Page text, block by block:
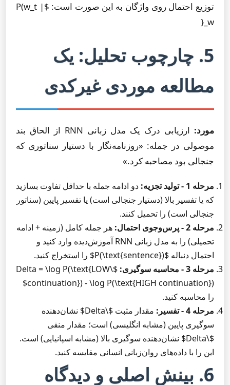
توزیع احتمال روی واژگان به این صورت است: $P(w_t |
w_{
5. چارچوب تحلیل: یک
مطالعه موردی غیرکدی
مورد:
ارزیابی درک یک مدل زبانی RNN از الحاق بند
موصولی در جمله: «روزنامه‌نگار با دستیار سناتوری که
جنجالی بود مصاحبه کرد.»
مرحله 1 - تولید تجزیه:
دو ادامه جمله با حداقل تفاوت بسازید
که یا تفسیر بالا (دستیار جنجالی است) یا تفسیر پایین (سناتور
جنجالی است) را تحمیل کنند.
مرحله 2 - پرس‌وجوی احتمال:
هر جمله کامل (زمینه + ادامه
تحمیلی) را به مدل زبانی RNN آموزش‌دیده وارد کنید و
احتمال دنباله $P(\text{sentence})$ را استخراج کنید.
مرحله 3 - محاسبه سوگیری:
$\Delta = \log P(\text{LOW
continuation}) - \log P(\text{HIGH continuation})$
را محاسبه کنید.
مرحله 4 - تفسیر:
مقدار مثبت $\Delta$ نشان‌دهنده
سوگیری پایین (مشابه انگلیسی) است؛ مقدار منفی
$\Delta$ نشان‌دهنده سوگیری بالا (مشابه اسپانیایی) است.
این را با داده‌های روان‌زبانی انسانی مقایسه کنید.
6. بینش اصلی و دیدگاه